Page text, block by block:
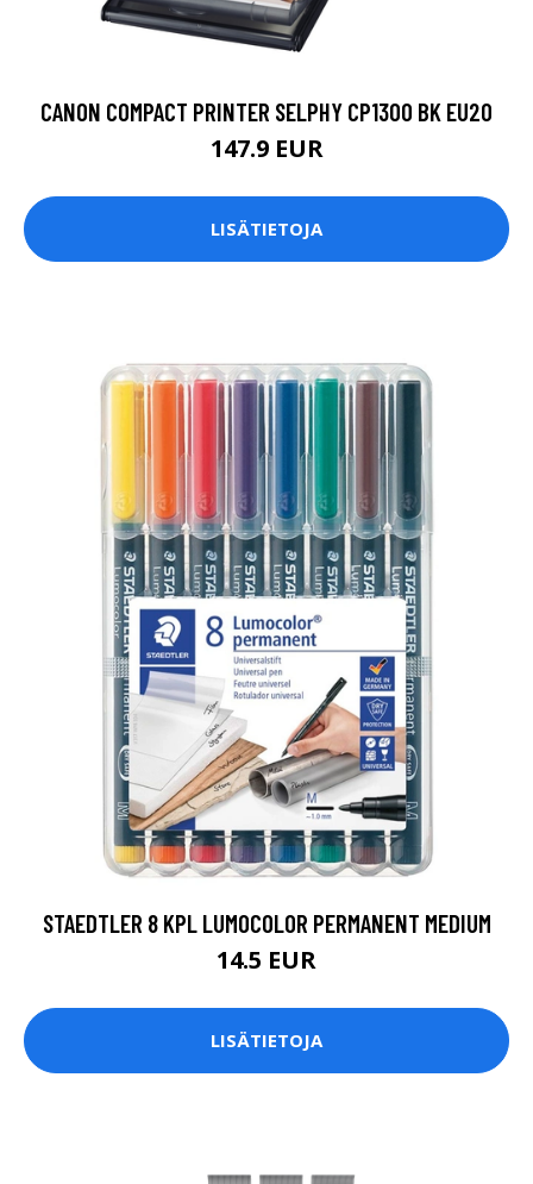
CANON COMPACT PRINTER SELPHY CP1300 BK EU20
147.9 EUR
LISÄTIETOJA
STAEDTLER 8 KPL LUMOCOLOR PERMANENT MEDIUM
14.5 EUR
LISÄTIETOJA